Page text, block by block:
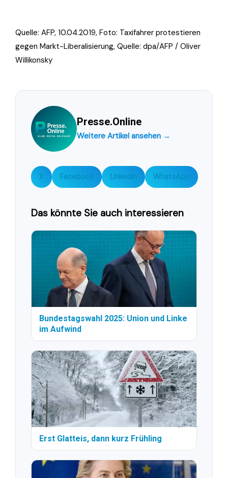
Quelle: AFP, 10.04.2019, Foto: Taxifahrer protestieren
gegen Markt-Liberalisierung, Quelle: dpa/AFP / Oliver
Willikonsky
Presse.Online
Weitere Artikel ansehen →
X Facebook LinkedIn WhatsApp
Das könnte Sie auch interessieren
Bundestagswahl 2025: Union und Linke
im Aufwind
Erst Glatteis, dann kurz Frühling